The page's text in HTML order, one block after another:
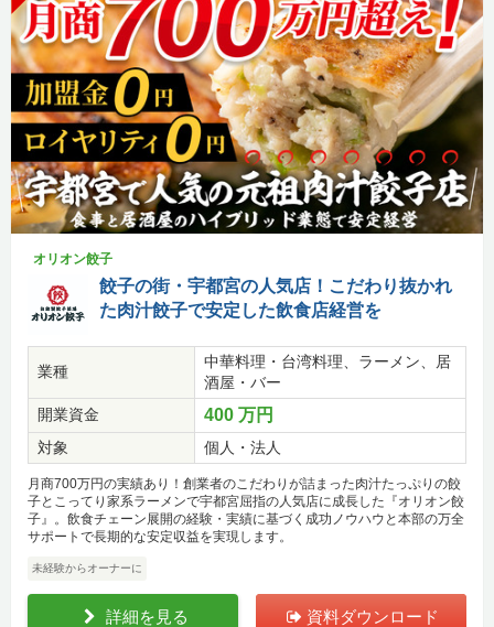
オリオン餃子
餃子の街・宇都宮の人気店！こだわり抜かれ
た肉汁餃子で安定した飲食店経営を
業種
中華料理・台湾料理、ラーメン、居
酒屋・バー
開業資金
400 万円
対象 個人・法人
月商700万円の実績あり！創業者のこだわりが詰まった肉汁たっぷりの餃
子とこってり家系ラーメンで宇都宮屈指の人気店に成長した『オリオン餃
子』。飲食チェーン展開の経験・実績に基づく成功ノウハウと本部の万全
サポートで長期的な安定収益を実現します。
未経験からオーナーに
詳細を見る 資料ダウンロード